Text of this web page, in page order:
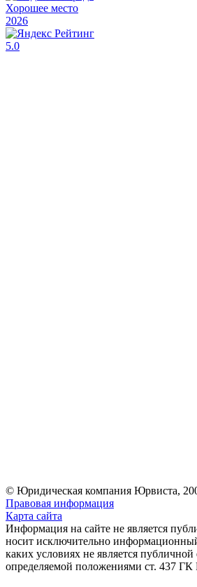
Хорошее место
2026
5.0
© Юридическая компания Юрвиста,
Правовая информация
Карта сайта
Информация на сайте не является
носит исключительно
каких условиях не является публичной
определяемой положениями ст. 437